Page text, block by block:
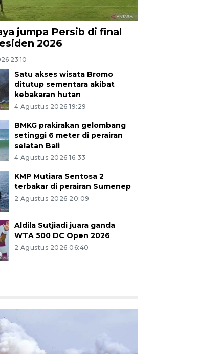
jumpa Persib di final
2026
23:10
Satu akses wisata Bromo
ditutup sementara akibat
kebakaran hutan
4 Agustus 2026 19:29
BMKG prakirakan gelombang
setinggi 6 meter di perairan
selatan Bali
4 Agustus 2026 16:33
KMP Mutiara Sentosa 2
terbakar di perairan Sumenep
2 Agustus 2026 20:09
Aldila Sutjiadi juara ganda
WTA 500 DC Open 2026
2 Agustus 2026 06:40